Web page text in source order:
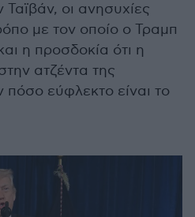
οι ανησυχίες
με τον οποίο ο Τραμπ
η προσδοκία ότι η
ατζέντα της
εύφλεκτο είναι το